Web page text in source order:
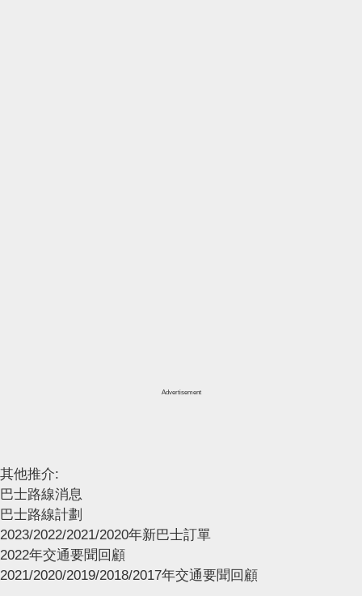
Advertisement
其他推介:
巴士路線消息
巴士路線計劃
2023/2022/2021/2020年新巴士訂單
2022年交通要聞回顧
2021/2020/2019/2018/2017年交通要聞回顧